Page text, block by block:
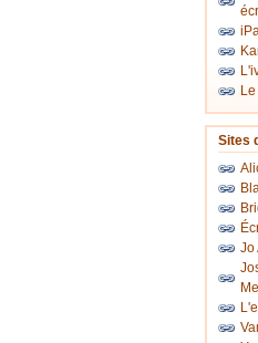
Sites
Jo